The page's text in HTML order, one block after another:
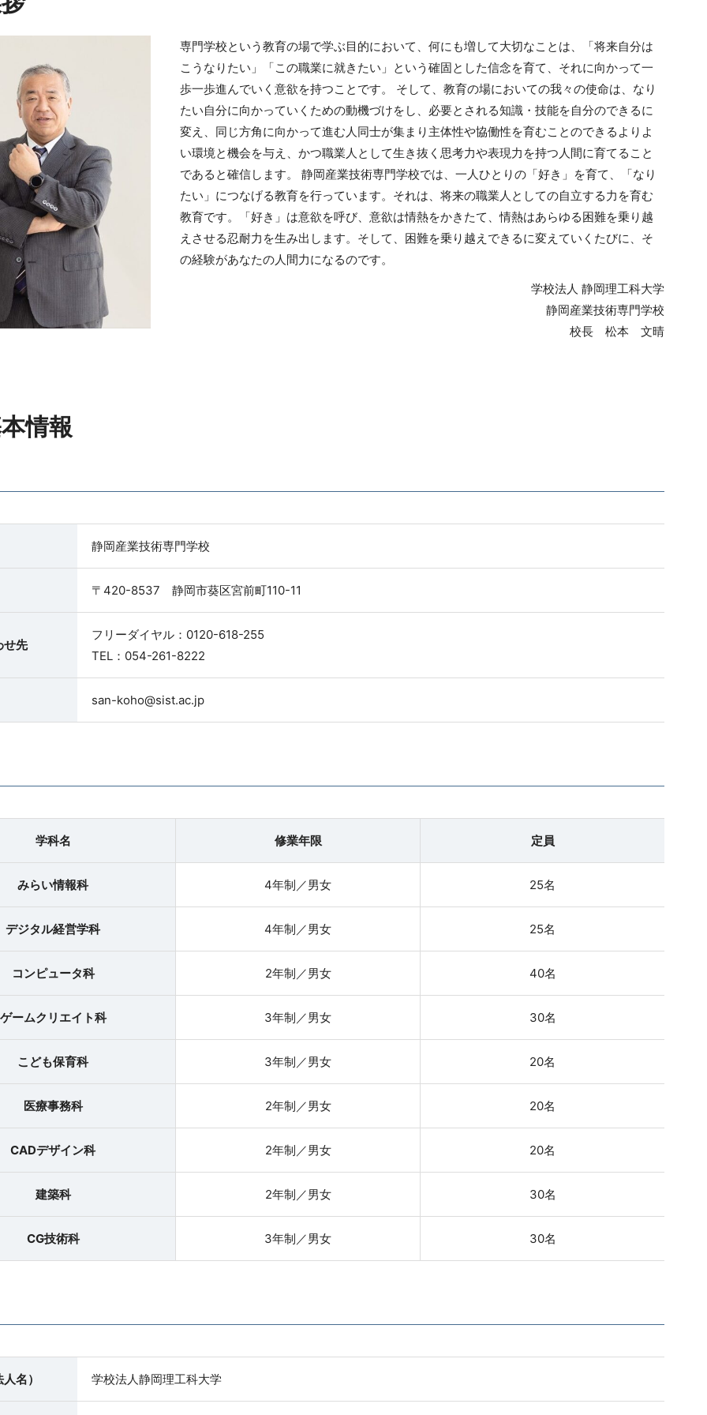
専門学校という教育の場で学ぶ目的において、何にも増して大切なことは、「将来自分は
こうなりたい」「この職業に就きたい」という確固とした信念を育て、それに向かって一
歩一歩進んでいく意欲を持つことです。 そして、教育の場においての我々の使命は、なり
たい自分に向かっていくための動機づけをし、必要とされる知識・技能を自分のできるに
変え、同じ方角に向かって進む人同士が集まり主体性や協働性を育むことのできるよりよ
い環境と機会を与え、かつ職業人として生き抜く思考力や表現力を持つ人間に育てること
であると確信します。 静岡産業技術専門学校では、一人ひとりの「好き」を育て、「なり
たい」につなげる教育を行っています。それは、将来の職業人としての自立する力を育む
教育です。「好き」は意欲を呼び、意欲は情熱をかきたて、情熱はあらゆる困難を乗り越
えさせる忍耐力を生み出します。そして、困難を乗り越えできるに変えていくたびに、そ
の経験があなたの人間力になるのです。
学校法人 静岡理工科大学
静岡産業技術専門学校
校長 松本 文晴
情報
静岡産業技術専門学校
〒420-8537 静岡市葵区宮前町110-11
せ先
フリーダイヤル：0120-618-255
TEL：054-261-8222
san-koho@sist.ac.jp
学科名 修業年限 定員
みらい情報科 4年制／男女 25名
デジタル経営学科 4年制／男女 25名
コンピュータ科 2年制／男女 40名
ゲームクリエイト科 3年制／男女 30名
こども保育科 3年制／男女 20名
医療事務科 2年制／男女 20名
CADデザイン科 2年制／男女 20名
建築科 2年制／男女 30名
CG技術科 3年制／男女 30名
名） 学校法人静岡理工科大学